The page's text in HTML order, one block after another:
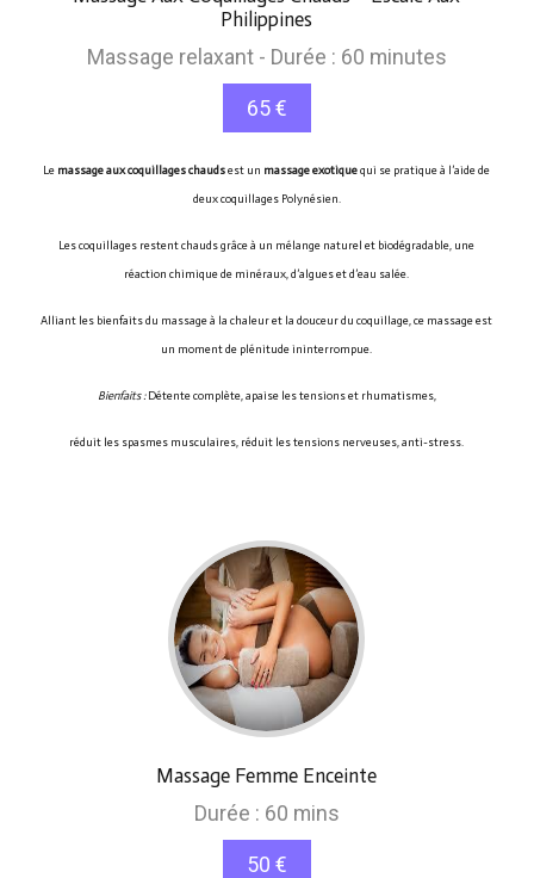
Philippines
Massage relaxant - Durée : 60 minutes
65 €
Le massage aux coquillages chaudsest un massage exotiquequi se pratique à l’aide de
deux coquillages Polynésien.
Les coquillages restent chauds grâce à un mélange naturel et biodégradable, une
réaction chimique de minéraux, d’algues et d’eau salée.
Alliant les bienfaits du massage à la chaleur et la douceur du coquillage, ce massage est
un moment de plénitude ininterrompue.
Bienfaits : Détente complète, apaise les tensions et rhumatismes,
réduit les spasmes musculaires, réduit les tensions nerveuses, anti-stress.
Massage Femme Enceinte
Durée : 60 mins
50 €